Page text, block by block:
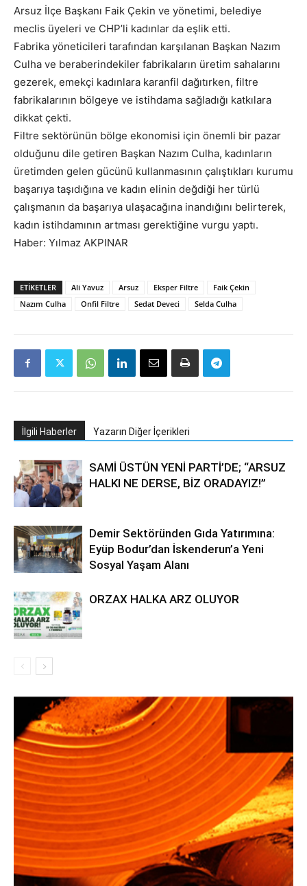
Arsuz İlçe Başkanı Faik Çekin ve yönetimi, belediye
meclis üyeleri ve CHP’li kadınlar da eşlik etti.
Fabrika yöneticileri tarafından karşılanan Başkan Nazım
Culha ve beraberindekiler fabrikaların üretim sahalarını
gezerek, emekçi kadınlara karanfil dağıtırken, filtre
fabrikalarının bölgeye ve istihdama sağladığı katkılara
dikkat çekti.
Filtre sektörünün bölge ekonomisi için önemli bir pazar
olduğunu dile getiren Başkan Nazım Culha, kadınların
üretimden gelen gücünü kullanmasının çalıştıkları kurumu
başarıya taşıdığına ve kadın elinin değdiği her türlü
çalışmanın da başarıya ulaşacağına inandığını belirterek,
kadın istihdamının artması gerektiğine vurgu yaptı.
Haber: Yılmaz AKPINAR
ETIKETLER Ali Yavuz Arsuz Eksper Filtre
Faik Çekin
Nazım Culha
Onfil Filtre Sedat Deveci Selda Culha
İlgili Haberler Yazarın Diğer İçerikleri
SAMİ ÜSTÜN YENİ PARTİ’DE; “ARSUZ
HALKI NE DERSE, BİZ ORADAYIZ!”
Demir Sektöründen Gıda Yatırımına:
Eyüp Bodur’dan İskenderun’a Yeni
Sosyal Yaşam Alanı
ORZAX HALKA ARZ OLUYOR